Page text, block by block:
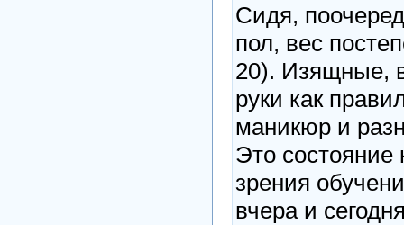
Сидя,
пол, вес
20). Изящные,
руки как
маникюр и
Это состояние
зрения
вчера и